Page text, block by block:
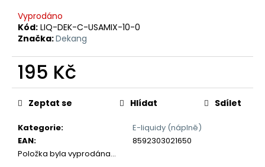
Vyprodáno
Kód: LIQ-DEK-C-USAMIX-10-0
Značka:Dekang
195 Kč
Měrná
cena:
Kategorie:
E-liquidy (náplně)
EAN:
8592303021650
Položka byla vyprodána…
Zeptat se Hlídat Sdílet
D
p
o